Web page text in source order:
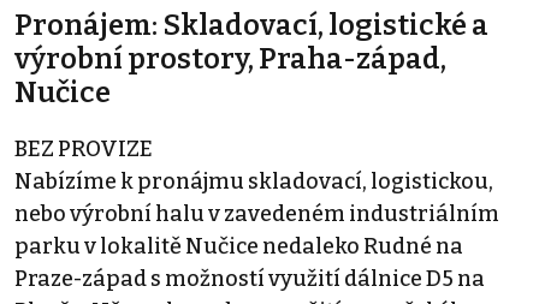
Pronájem: Skladovací, logistické a
výrobní prostory, Praha-západ,
Nučice
BEZ PROVIZE
Nabízíme k pronájmu skladovací, logistickou,
nebo výrobní halu v zavedeném industriálním
parku v lokalitě Nučice nedaleko Rudné na
Praze-západ s možností využití dálnice D5 na